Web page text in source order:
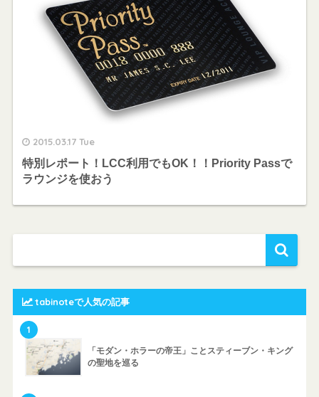
2015.03.17 Tue
特別レポート！LCC利用でもOK！！Priority Passで
ラウンジを使おう
tabinoteで人気の記事
1
「モダン・ホラーの帝王」ことスティーブン・キング
の聖地を巡る